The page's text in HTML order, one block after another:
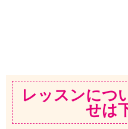
レッスンにつ
せは